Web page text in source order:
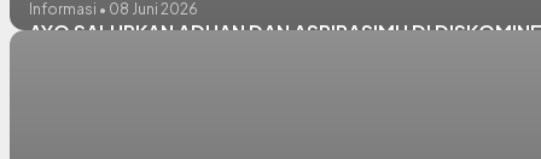
Informasi • 08 Juni 2026
AYO SALURKAN ADUAN DAN ASPIRASIMU DI